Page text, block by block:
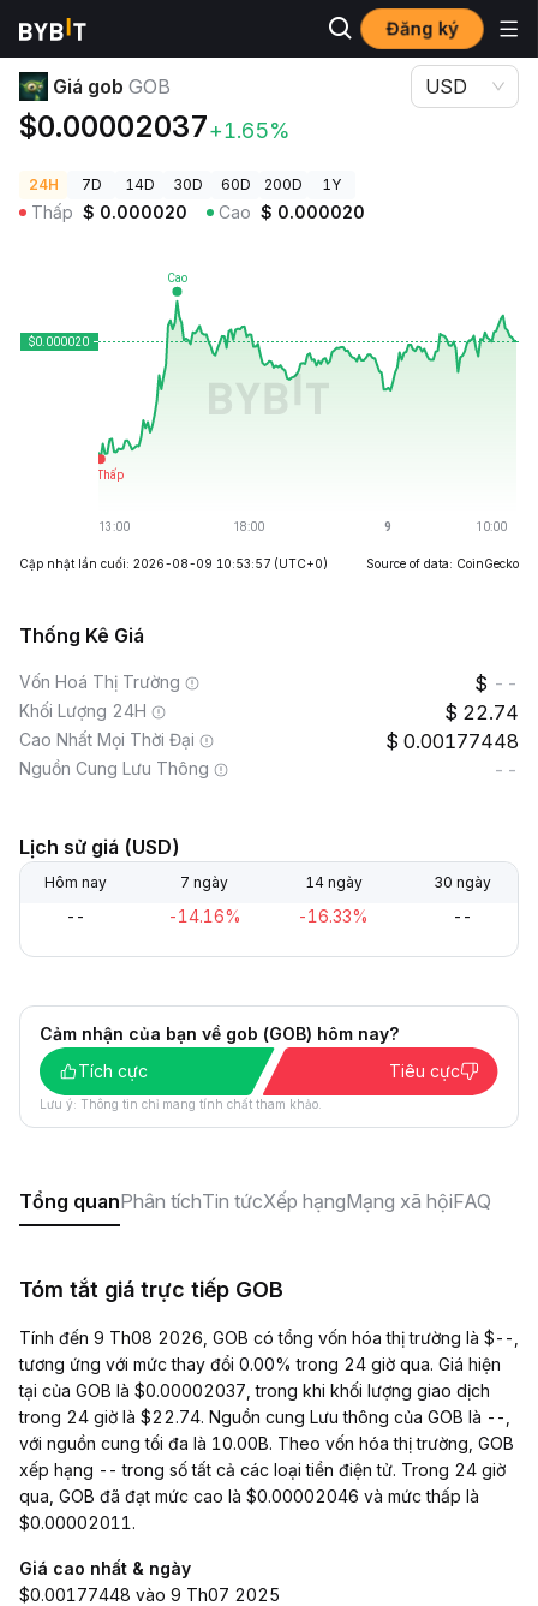
Đăng ký
Giá Tiền Điện Tử
Giá gob GOB
$0.00002037+1.65%
USD
24H 7D 14D 30D 60D 200D 1Y
Thấp $ 0.000020 Cao $ 0.000020
Cập nhật lần cuối: 2026-08-09 10:53:57 (UTC+0) Source of data: CoinGecko
Thống Kê Giá
Vốn Hoá Thị Trường --
Khối Lượng 24H 22.74
Cao Nhất Mọi Thời Đại 0.00177448
Nguồn Cung Lưu Thông --
Lịch sử giá (USD)
Hôm nay 7 ngày 14 ngày 30 ngày
-- -14.16% -16.33% --
Cảm nhận của bạn về gob (GOB) hôm nay?
Tích cực
Tiêu cực
Lưu ý: Thông tin chỉ mang tính chất tham khảo.
Tổng quanPhân tíchTin tứcXếp hạngMạng xã hộiFAQ
Tóm tắt giá trực tiếp GOB
Tính đến 9 Th08 2026, GOB có tổng vốn hóa thị trường là $--,
tương ứng với mức thay đổi 0.00% trong 24 giờ qua. Giá hiện
tại của GOB là $0.00002037, trong khi khối lượng giao dịch
trong 24 giờ là $22.74. Nguồn cung Lưu thông của GOB là --,
với nguồn cung tối đa là 10.00B. Theo vốn hóa thị trường, GOB
xếp hạng -- trong số tất cả các loại tiền điện tử. Trong 24 giờ
qua, GOB đã đạt mức cao là $0.00002046 và mức thấp là
$0.00002011.
Giá cao nhất & ngày
$0.00177448 vào 9 Th07 2025